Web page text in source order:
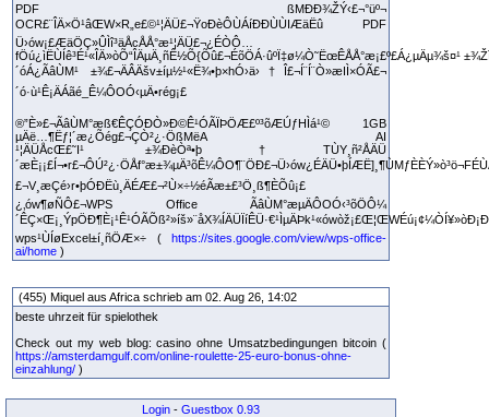
PDF ßMÐÐ¾ŽÝ‹£¬°üº¬
OCR£¨ÎÄ×Ö¹âŒW×R„e£©¹¦ÄÜ£¬ŸoÐèÔÙÁíÐÐÙÙIÆäËû PDF
Ü›ów¡£ÆäÖÇ»ÛÌî³äÅcÅÅ°æ¹¦ÄÜ£¬¿ÉÒÔ…
fÖú¿ìËÙÍê³É¹«ÎÄ»òÕ“ÎÄµÄ¸ñÊ½Õ{Õû£¬ÉõÖÁ·ûºÏ‡ø¼Ò˜ËœÊÅÅ°æ¡£º£Á¿µÄµ¾š¤¹
´óÁ¿ÃâÙM¹ ±¾£¬ÄÂÄšv±íµ½¹«Ë¾•þ×hÓ›ä›†Î£¬Í¨Í¨Ò»æIÌ×ÓÃ£¬
´ó·ù¹Ê¡ÄÁãé_Ê¼ÔOÓ‹µÄ•rég¡£
®”È»£¬ÃâÙM°æß€ÊÇÓÐÒ»Ð©Ê¹ÓÃÏÞÖÆ£º³õÆÚƒHÌá¹© 1GB
µÄë…¶Ëƒ¦´æ¿Õég£¬ÇÒ²¿·ÖßMëA AI
¹¦ÄÜÅcŒ£˜I¹ ±¾ÐèÒª•þ†TÙY¸ñ²ÅÄÜ
£¬V¸æÇé›r•þÓÐËù¸ÄÉÆ£¬²Ù×÷½éÃæ±£³Ö¸ß¶ÈÕû¡£
¿‚ów¶øÑÔ£¬WPS Office ÃâÙM°æµÄÔOÓ‹³õÖÔ¼
wps¹ÙÍøExcel±í¸ñÖÆ×÷ ( https://sites.google.com/view/wps-office-
ai/home )
(455) Miquel aus Africa schrieb am 02. Aug 26, 14:02
beste uhrzeit für spielothek
Check out my web blog: casino ohne Umsatzbedingungen bitcoin (
https://amsterdamgulf.com/online-roulette-25-euro-bonus-ohne-
einzahlung/ )
Login - Guestbox 0.93